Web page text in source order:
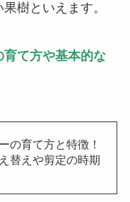
樹といえます。
育て方や基本的な
の育て方と特徴！
替えや剪定の時期